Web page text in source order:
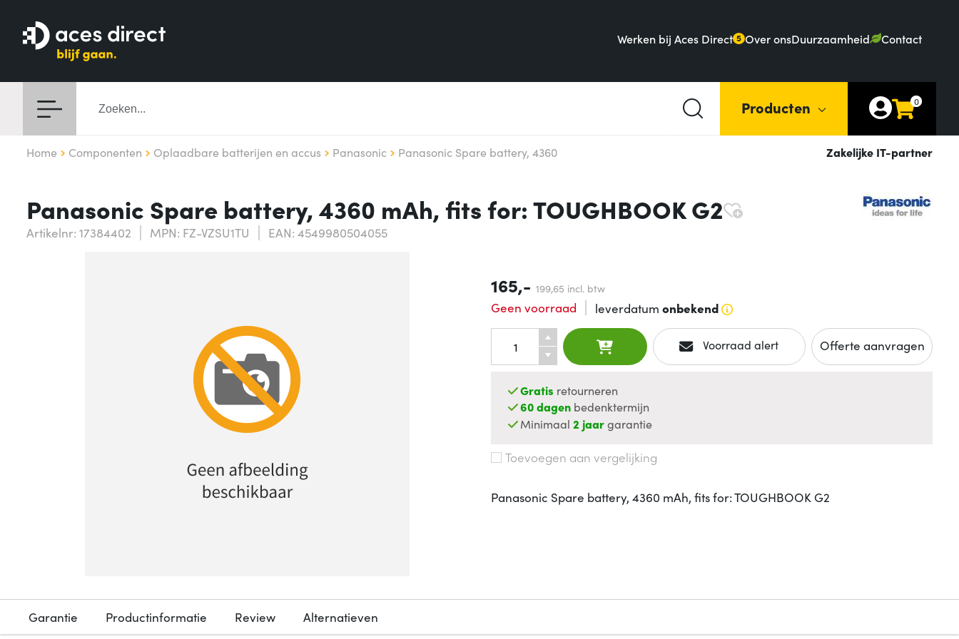
Werken bij Aces Direct 5 Over onsDuurzaamheid Contact
Producten 0
Home Componenten Oplaadbare batterijen en accus Panasonic Panasonic Spare battery, 4360 Zakelijke IT-partner
Panasonic Spare battery, 4360 mAh, fits for: TOUGHBOOK G2
Artikelnr: 17384402 MPN: FZ-VZSU1TU EAN: 4549980504055
165,- 199,65 incl. btw
Geen voorraad leverdatum onbekend
Voorraad alert Offerte aanvragen
Gratis retourneren
60 dagen bedenktermijn
Minimaal2 jaargarantie
Toevoegen aan vergelijking
Panasonic Spare battery, 4360 mAh, fits for: TOUGHBOOK G2
Garantie Productinformatie Review Alternatieven